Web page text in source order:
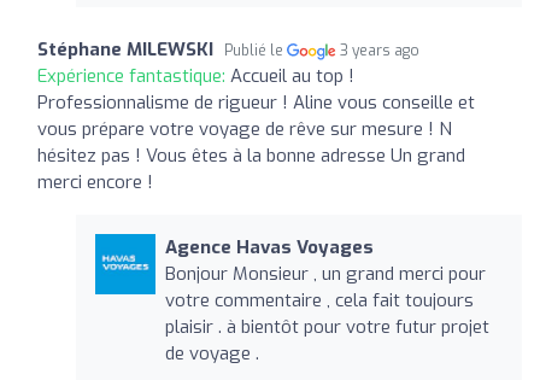
Stéphane MILEWSKI Publié le 3 years ago
Expérience fantastique: Accueil au top !
Professionnalisme de rigueur ! Aline vous conseille et
vous prépare votre voyage de rêve sur mesure ! N
hésitez pas ! Vous êtes à la bonne adresse Un grand
merci encore !
Agence Havas Voyages
Bonjour Monsieur , un grand merci pour
votre commentaire , cela fait toujours
plaisir . à bientôt pour votre futur projet
de voyage .